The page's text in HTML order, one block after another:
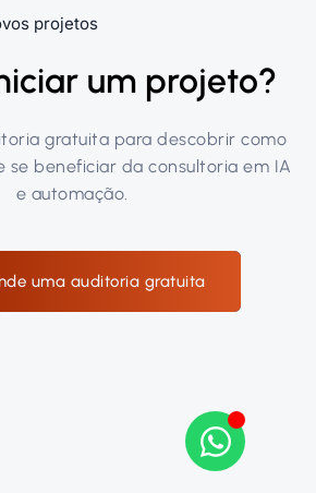
projetos
um projeto?
gratuita para descobrir como
se beneficiar da consultoria em IA
e automação.
uma auditoria gratuita